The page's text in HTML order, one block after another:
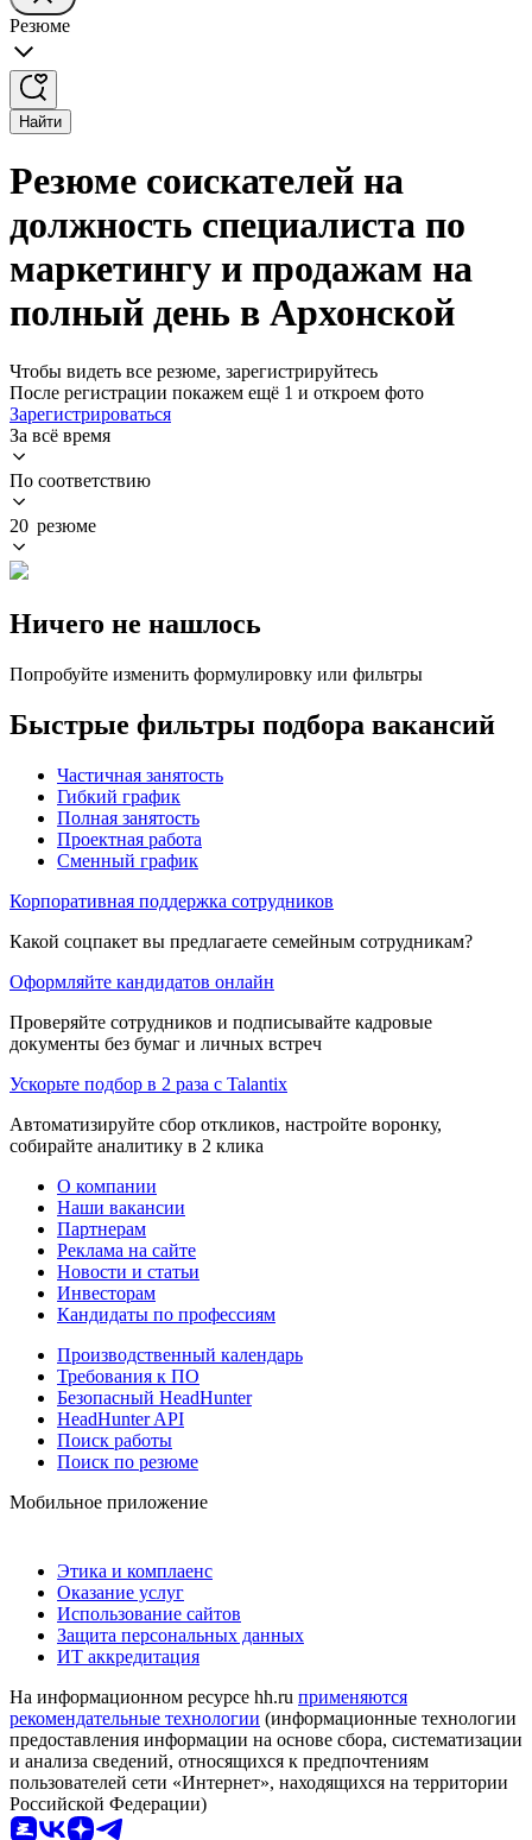
Резюме
Найти
Резюме соискателей на
должность специалиста по
маркетингу и продажам на
полный день в Архонской
Чтобы видеть все резюме, зарегистрируйтесь
После регистрации покажем ещё 1 и откроем фото
Зарегистрироваться
За всё время
По соответствию
20 резюме
Ничего не нашлось
Попробуйте изменить формулировку или фильтры
Быстрые фильтры подбора вакансий
Частичная занятость
Гибкий график
Полная занятость
Проектная работа
Сменный график
Корпоративная поддержка сотрудников
Какой соцпакет вы предлагаете семейным сотрудникам?
Оформляйте кандидатов онлайн
Проверяйте сотрудников и подписывайте кадровые
документы без бумаг и личных встреч
Ускорьте подбор в 2 раза с Talantix
Автоматизируйте сбор откликов, настройте воронку,
собирайте аналитику в 2 клика
О компании
Наши вакансии
Партнерам
Реклама на сайте
Новости и статьи
Инвесторам
Кандидаты по профессиям
Производственный календарь
Требования к ПО
Безопасный HeadHunter
HeadHunter API
Поиск работы
Поиск по резюме
Мобильное приложение
Этика и комплаенс
Оказание услуг
Использование сайтов
Защита персональных данных
ИТ аккредитация
На информационном ресурсе hh.ru применяются
рекомендательные технологии (информационные технологии
предоставления информации на основе сбора, систематизации
и анализа сведений, относящихся к предпочтениям
пользователей сети «Интернет», находящихся на территории
Российской Федерации)